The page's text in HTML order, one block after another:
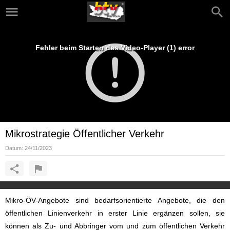
Fehler beim Starten des Video-Player (1) error
Mikrostrategie Öffentlicher Verkehr
Datum: 24/11/2023
Mikro-ÖV-Angebote sind bedarfsorientierte Angebote, die den
öffentlichen Linienverkehr in erster Linie ergänzen sollen, sie
können als Zu- und Abbringer vom und zum öffentlichen Verkehr